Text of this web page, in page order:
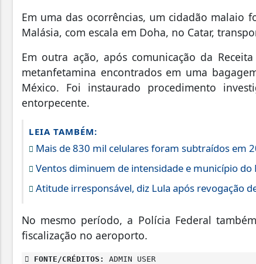
Em uma das ocorrências, um cidadão malaio
Malásia, com escala em Doha, no Catar,
Em outra ação, após comunicação da
metanfetamina encontrados em uma
México. Foi instaurado procedimento
entorpecente.
LEIA TAMBÉM:
Mais de 830 mil celulares foram subtraídos em
Ventos diminuem de intensidade e município do
Atitude irresponsável, diz Lula após revogação
No mesmo período, a Polícia Federal
fiscalização no aeroporto.
FONTE/CRÉDITOS: ADMIN USER